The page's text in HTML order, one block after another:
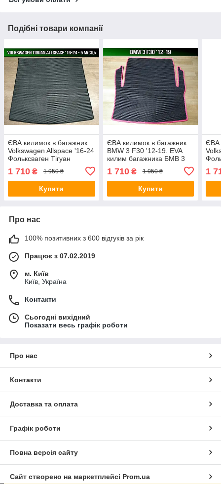
Подібні товари компанії
ЄВА килимок в багажник
Volkswagen Allspace '16-24
Фольксваген Тігуан
1 710 ₴ 1 950 ₴
Купити
ЄВА килимок в багажник
BMW 3 F30 '12-19. EVA
килим багажника БМВ 3
1 710₴ 1 950 ₴
Купити
ЄВА
1
Про нас
100% позитивних з 600 відгуків за рік
Працює з 07.02.2019
м. Київ
Київ, Україна
Контакти
Сьогодні вихідний
Показати весь графік роботи
Про нас
Контакти
Доставка та оплата
Графік роботи
Повна версія сайту
Сайт створено на маркетплейсі Prom.ua